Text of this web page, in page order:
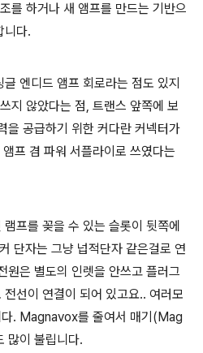
를 하거나 새 앰프를 만드는 기반으
니다.
엔디드 앰프 회로라는 점도 있지
지 않았다는 점, 트랜스 앞쪽에 보
을 공급하기 위한 커다란 커넥터가
프 겸 파워 서플라이로 쓰였다는
프를 꽂을 수 있는 슬롯이 뒷쪽에
단자는 그냥 넙적단자 같은걸로 연
원은 별도의 인렛을 안쓰고 플러그
선이 연결이 되어 있고요.. 여러모
. Magnavox를 줄여서 매기(Mag
많이 불립니다.